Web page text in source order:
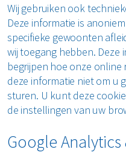
Wij gebruiken ook
Deze informatie is
specifieke gewoonten
wij toegang hebben.
begrijpen hoe onze
deze informatie niet om u
sturen. U kunt deze
de instellingen van uw
Google Analytics